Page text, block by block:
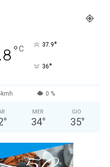
°C 37.9°
36°
0 %
°
MER
34°
GIO
35°